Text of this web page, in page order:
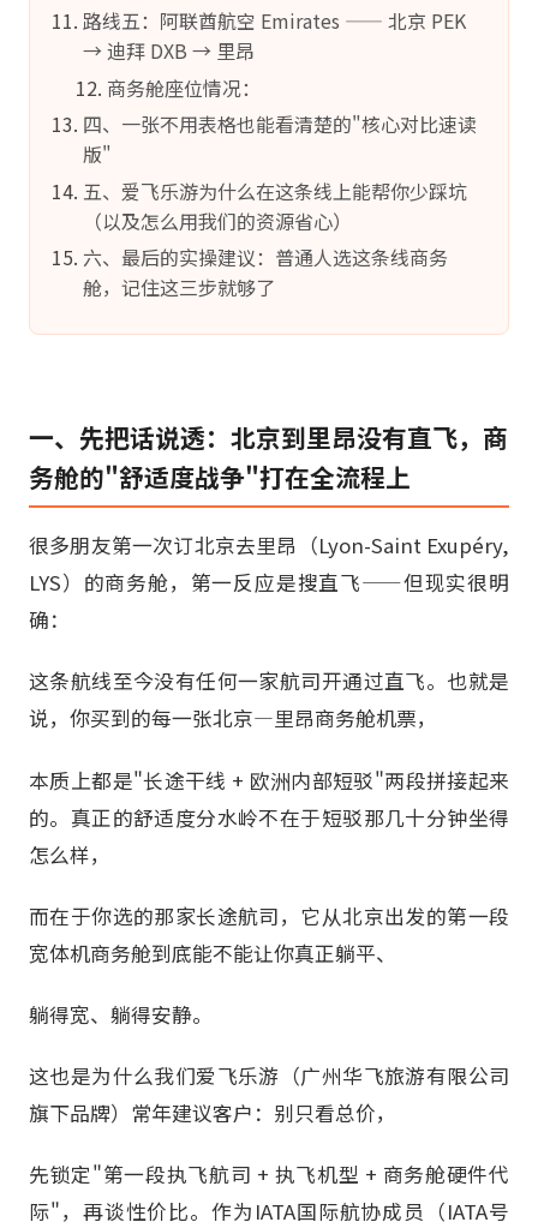
路线五：阿联酋航空 Emirates —— 北京 PEK
→ 迪拜 DXB → 里昂
商务舱座位情况：
四、一张不用表格也能看清楚的"核心对比速读
版"
五、爱飞乐游为什么在这条线上能帮你少踩坑
（以及怎么用我们的资源省心）
六、最后的实操建议：普通人选这条线商务
舱，记住这三步就够了
一、先把话说透：北京到里昂没有直飞，商
务舱的"舒适度战争"打在全流程上
很多朋友第一次订北京去里昂（Lyon-Saint Exupéry,
LYS）的商务舱，第一反应是搜直飞——但现实很明
确：
这条航线至今没有任何一家航司开通过直飞。也就是
说，你买到的每一张北京—里昂商务舱机票，
本质上都是"长途干线 + 欧洲内部短驳"两段拼接起来
的。真正的舒适度分水岭不在于短驳那几十分钟坐得
怎么样，
而在于你选的那家长途航司，它从北京出发的第一段
宽体机商务舱到底能不能让你真正躺平、
躺得宽、躺得安静。
这也是为什么我们爱飞乐游（广州华飞旅游有限公司
旗下品牌）常年建议客户：别只看总价，
先锁定"第一段执飞航司 + 执飞机型 + 商务舱硬件代
际"，再谈性价比。作为IATA国际航协成员（IATA号